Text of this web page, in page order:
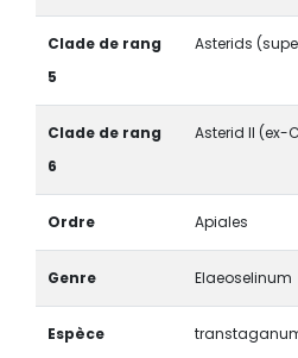
Clade de rang
5
Asterids
Clade de rang
6
Asterid II
Ordre Apiales
Genre Elaeoselinum
Espèce